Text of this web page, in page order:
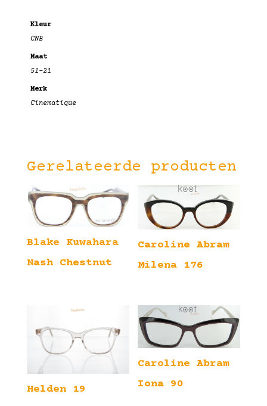
Kleur
CNB
Maat
51-21
Merk
Cinematique
Gerelateerde producten
Blake Kuwahara
Nash Chestnut
Caroline Abram
Milena 176
Helden 19
Caroline Abram
Iona 90